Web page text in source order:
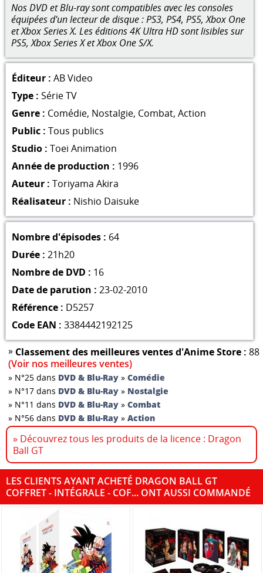
Nos DVD et Blu-ray sont compatibles avec les consoles
équipées d'un lecteur de disque : PS3, PS4, PS5, Xbox One
et Xbox Series X. Les éditions 4K Ultra HD sont lisibles sur
PS5, Xbox Series X et Xbox One S/X.
Éditeur : AB Video
Type : Série TV
Genre : Comédie, Nostalgie, Combat, Action
Public : Tous publics
Studio : Toei Animation
Année de production : 1996
Auteur : Toriyama Akira
Réalisateur : Nishio Daisuke
Nombre d'épisodes : 64
Durée : 21h20
Nombre de DVD : 16
Date de parution : 23-02-2010
Référence : D5257
Code EAN : 3384442192125
» Classement des meilleures ventes d'Anime Store : 88
(Voir nos meilleures ventes)
» N°25 dans DVD & Blu-Ray »Comédie
» N°17 dans DVD & Blu-Ray » Nostalgie
» N°11 dans DVD & Blu-Ray »Combat
» N°56 dans DVD & Blu-Ray »Action
» Découvrez tous les produits de la licence : Dragon
Ball GT
LES CLIENTS AYANT ACHETÉ DRAGON BALL GT
COFFRET - INTÉGRALE - COF... ONT AUSSI COMMANDÉ